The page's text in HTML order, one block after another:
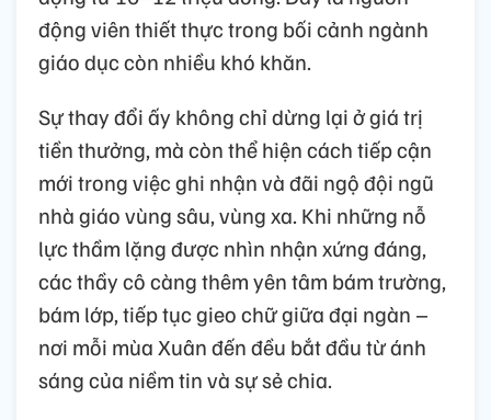
động viên thiết thực trong bối cảnh ngành
giáo dục còn nhiều khó khăn.
Sự thay đổi ấy không chỉ dừng lại ở giá trị
tiền thưởng, mà còn thể hiện cách tiếp cận
mới trong việc ghi nhận và đãi ngộ đội ngũ
nhà giáo vùng sâu, vùng xa. Khi những nỗ
lực thầm lặng được nhìn nhận xứng đáng,
các thầy cô càng thêm yên tâm bám trường,
bám lớp, tiếp tục gieo chữ giữa đại ngàn –
nơi mỗi mùa Xuân đến đều bắt đầu từ ánh
sáng của niềm tin và sự sẻ chia.